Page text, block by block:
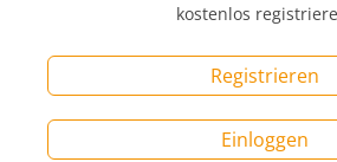
kostenlos
Registrieren
Einloggen